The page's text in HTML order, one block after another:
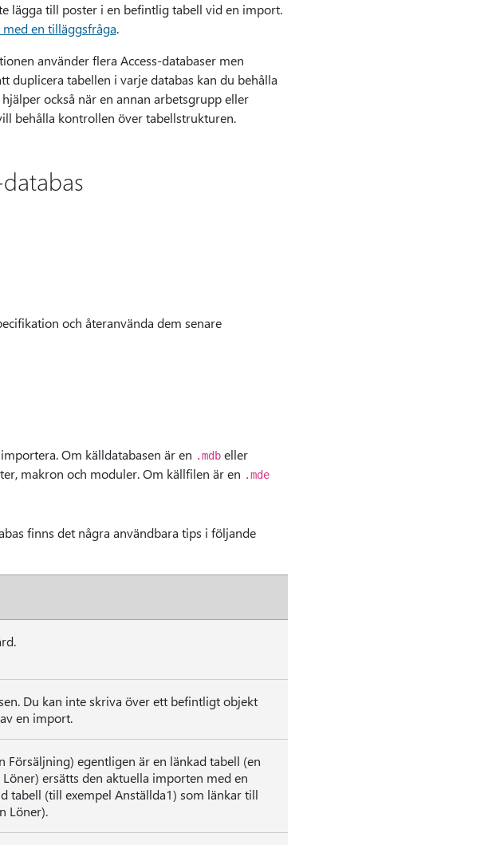
lägga till poster i en befintlig tabell vid en import.
en tilläggsfråga.
använder flera Access-databaser men
duplicera tabellen i varje databas kan du behålla
också när en annan arbetsgrupp eller
behålla kontrollen över tabellstrukturen.
och återanvända dem senare
Om källdatabasen är en .mdbeller
makron och moduler. Om källfilen är en .mde
finns det några användbara tips i följande
Du kan inte skriva över ett befintligt objekt
en import.
egentligen är en länkad tabell (en
ersätts den aktuella importen med en
tabell (till exempel Anställda1) som länkar till
Löner).